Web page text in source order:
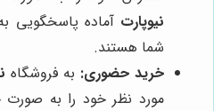
نیوپارت آماده پاسخگویی
شما هستند.
خرید حضوری: به فروشگاه
مورد نظر خود را به